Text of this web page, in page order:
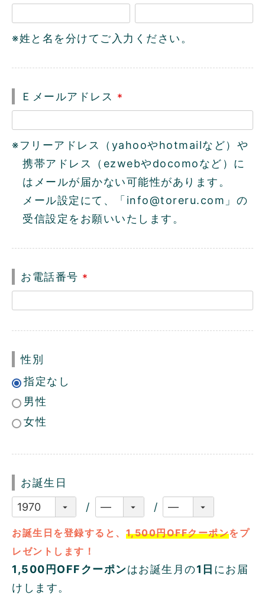
(
必
須
※姓と名を分けてご入力ください。
Ｅメールアドレス
(
必
須
)
※フリーアドレス（yahooやhotmailなど）や
携帯アドレス（ezwebやdocomoなど）に
はメールが届かない可能性があります。
メール設定にて、「info@toreru.com」の
受信設定をお願いいたします。
お電話番号
(
必
性別
指定なし
男性
女性
お誕生日
お誕生日を登録すると、 1,500円OFFクーポンをプ
レゼントします！
1,500円OFFクーポンはお誕生月の1日 にお届
けします。